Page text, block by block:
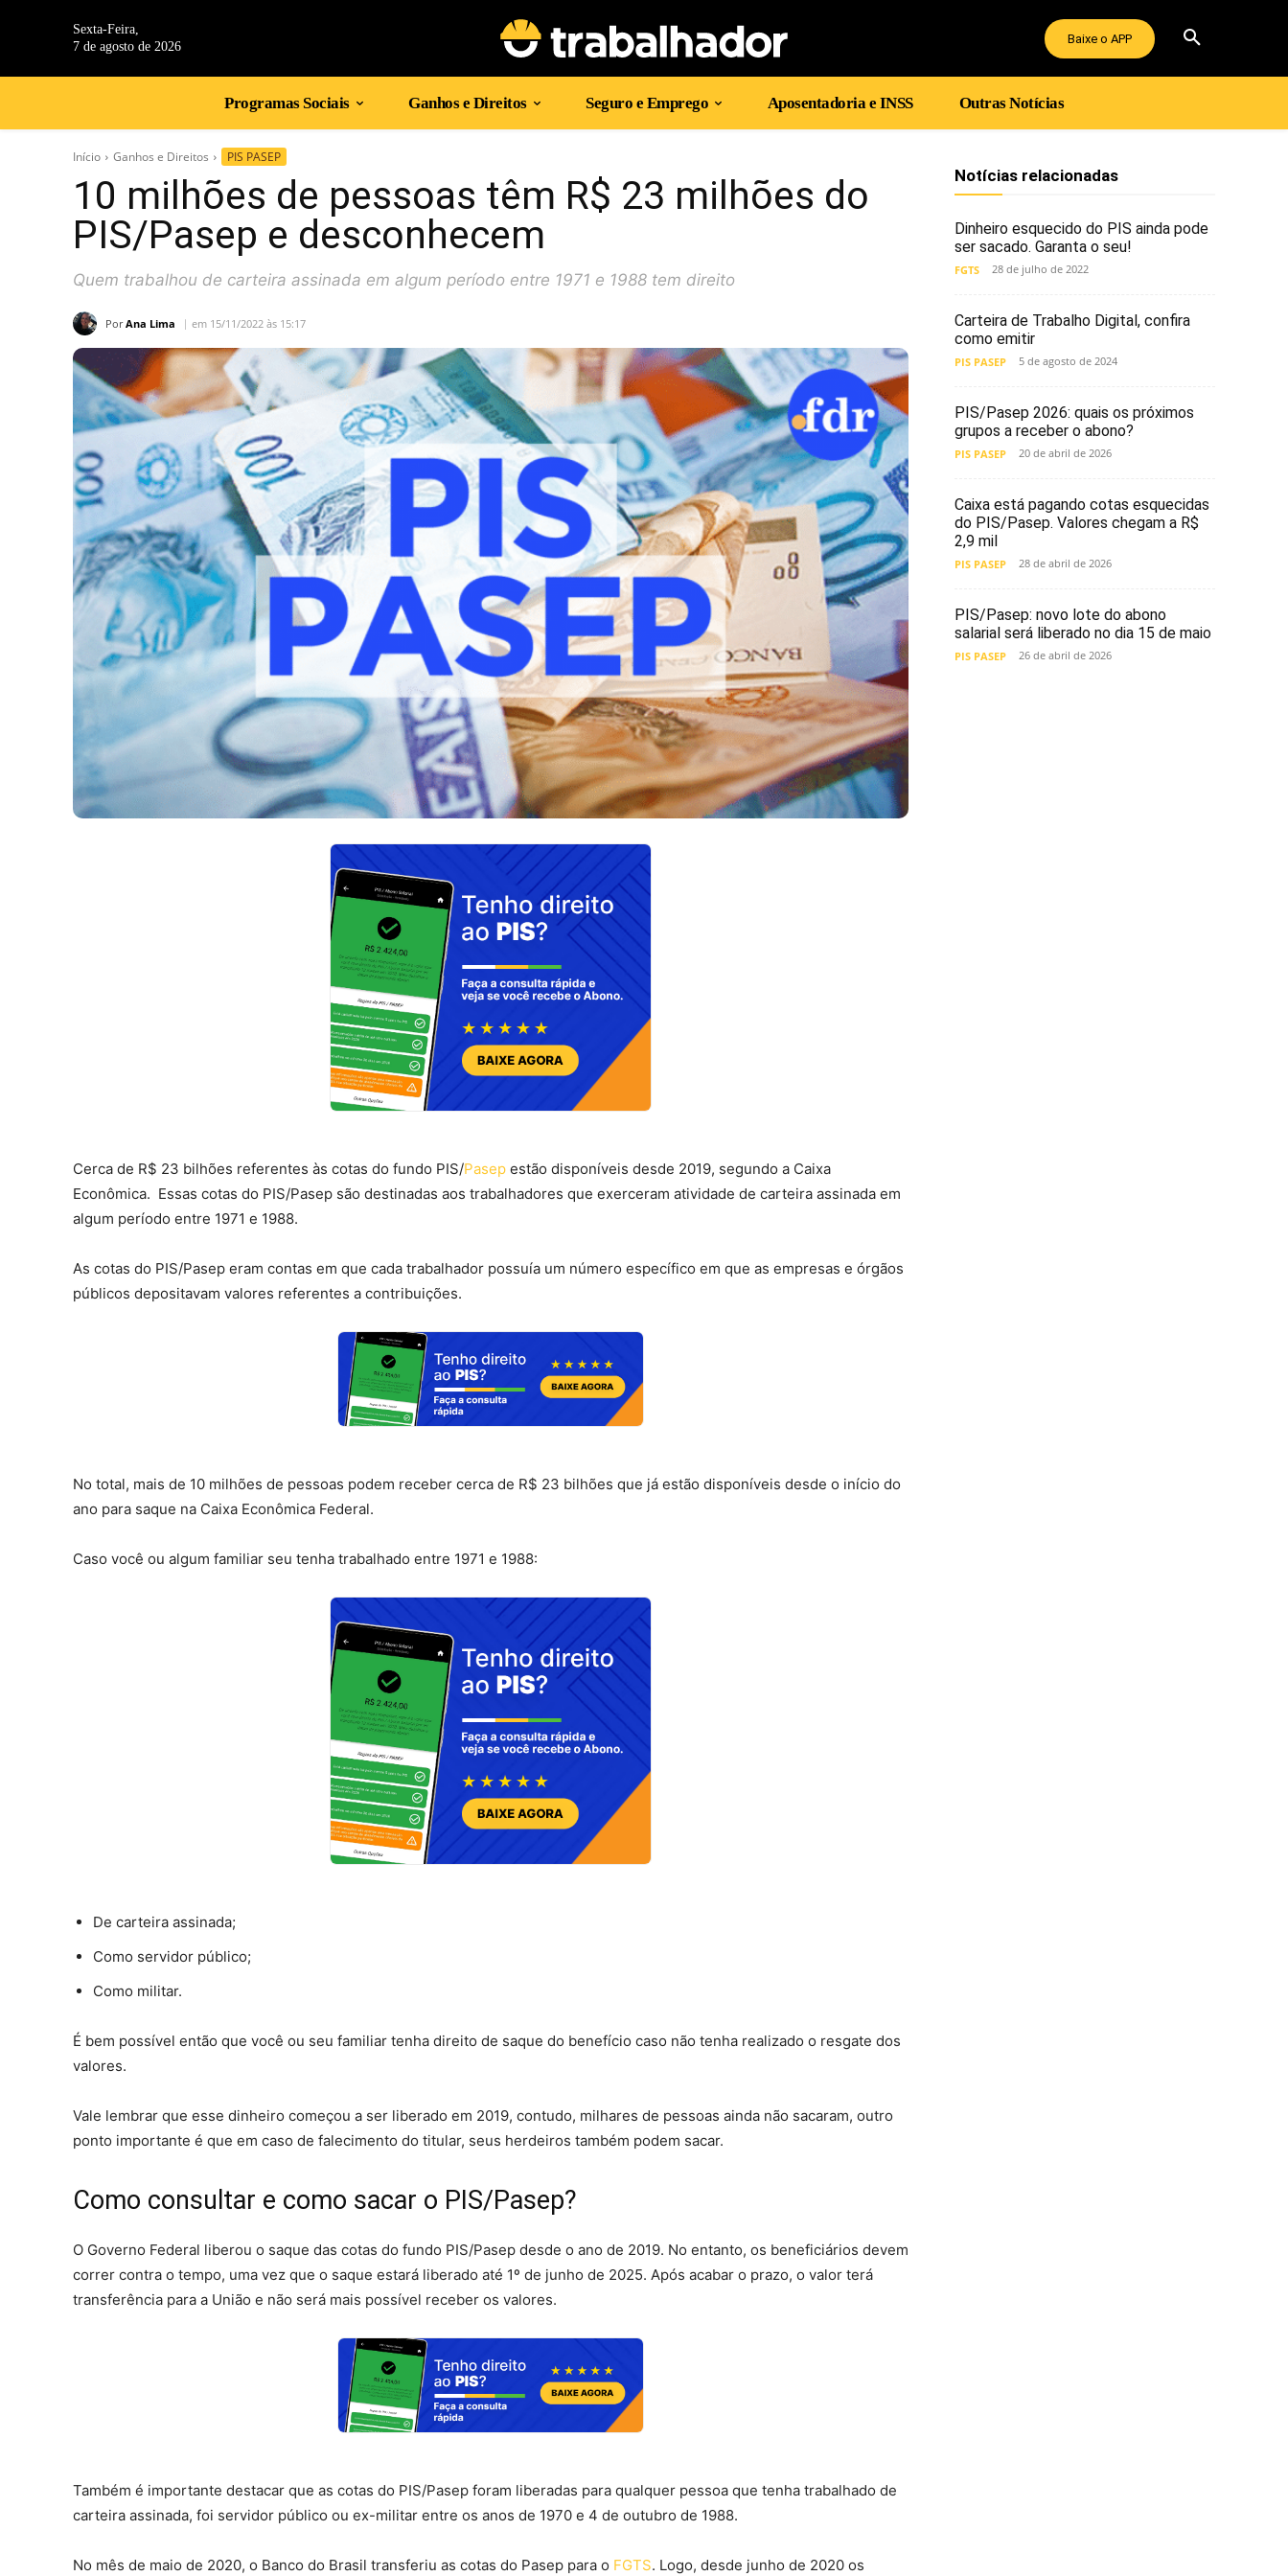
Sexta-Feira,
7 de agosto de 2026
Baixe o APP
Programas Sociais Ganhos e Direitos Seguro e Emprego Aposentadoria e INSS Outras Notícias
Início Ganhos e Direitos PIS PASEP
10 milhões de pessoas têm R$ 23 milhões do
PIS/Pasep e desconhecem
Quem trabalhou de carteira assinada em algum período entre 1971 e 1988 tem direito
Por Ana Lima em 15/11/2022 às 15:17
Cerca de R$ 23 bilhões referentes às cotas do fundo PIS/Pasep estão disponíveis desde 2019, segundo a Caixa
Econômica. Essas cotas do PIS/Pasep são destinadas aos trabalhadores que exerceram atividade de carteira assinada em
algum período entre 1971 e 1988.
As cotas do PIS/Pasep eram contas em que cada trabalhador possuía um número específico em que as empresas e órgãos
públicos depositavam valores referentes a contribuições.
No total, mais de 10 milhões de pessoas podem receber cerca de R$ 23 bilhões que já estão disponíveis desde o início do
ano para saque na Caixa Econômica Federal.
Caso você ou algum familiar seu tenha trabalhado entre 1971 e 1988:
De carteira assinada;
Como servidor público;
Como militar.
É bem possível então que você ou seu familiar tenha direito de saque do benefício caso não tenha realizado o resgate dos
valores.
Vale lembrar que esse dinheiro começou a ser liberado em 2019, contudo, milhares de pessoas ainda não sacaram, outro
ponto importante é que em caso de falecimento do titular, seus herdeiros também podem sacar.
Como consultar e como sacar o PIS/Pasep?
O Governo Federal liberou o saque das cotas do fundo PIS/Pasep desde o ano de 2019. No entanto, os beneficiários devem
correr contra o tempo, uma vez que o saque estará liberado até 1º de junho de 2025. Após acabar o prazo, o valor terá
transferência para a União e não será mais possível receber os valores.
Também é importante destacar que as cotas do PIS/Pasep foram liberadas para qualquer pessoa que tenha trabalhado de
carteira assinada, foi servidor público ou ex-militar entre os anos de 1970 e 4 de outubro de 1988.
No mês de maio de 2020, o Banco do Brasil transferiu as cotas do Pasep para o FGTS. Logo, desde junho de 2020 os
Notícias relacionadas
Dinheiro esquecido do PIS ainda pode
ser sacado. Garanta o seu!
FGTS 28 de julho de 2022
Carteira de Trabalho Digital, confira
como emitir
PIS PASEP 5 de agosto de 2024
PIS/Pasep 2026: quais os próximos
grupos a receber o abono?
PIS PASEP 20 de abril de 2026
Caixa está pagando cotas esquecidas
do PIS/Pasep. Valores chegam a R$
2,9 mil
PIS PASEP 28 de abril de 2026
PIS/Pasep: novo lote do abono
salarial será liberado no dia 15 de maio
PIS PASEP 26 de abril de 2026